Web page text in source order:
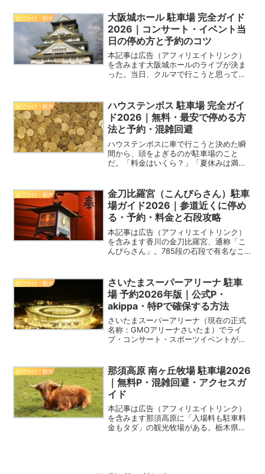
道・入れない駐車場・渋滞の三重苦には
まる。結論から言う。夜...
おでかけ・観光
大阪城ホール 駐車場 完全ガイド
2026｜コンサート・イベント当
日の停め方と予約のコツ
本記事は広告（アフィリエイトリンク）
を含みます大阪城ホールのライブが決ま
った。当日、クルマで行こうと思ってい
ら言う。大阪城ホールには専用駐車場が
ない。公式サイトもそう明...
おでかけ・観光
ハウステンボス 駐車場 完全ガイ
ド2026｜無料・最安で停める方
法と予約・混雑回避
ハウステンボスに車で行こうと決めた瞬
間から、頭をよぎるのが駐車場のこと
だ。「料金はいくら？」「夏休みは満車
月に駐車場システムが変更されていて、
以前の情報がそのまま使...
おでかけ・観光
金刀比羅宮（こんぴらさん）駐車
場ガイド2026｜参道近くに停め
る・予約・料金と石段攻略
本記事は広告（アフィリエイトリンク）
を含みます香川の金刀比羅宮、通称「こ
んぴらさん」。785段の石段で有名なこ
込みが始まります。初めてだとどこに停
めればいいか迷いますし...
おでかけ・観光
さいたまスーパーアリーナ 駐車
場 予約2026年版｜公式P・
akippa・特Pで確保する方法
さいたまスーパーアリーナ（現在の正式
名称：GMOアリーナさいたま）でライ
ブ・コンサート・スポーツイベントがあ
の台数は限られており、「当日に現地で
空きを探す」という方法...
おでかけ・観光
那須高原 南ヶ丘牧場 駐車場2026
｜無料P・混雑回避・アクセスガ
イド
本記事は広告（アフィリエイトリンク）
を含みます那須高原に「入場料も駐車料
金もタダ」の観光牧場がある。栃木県那